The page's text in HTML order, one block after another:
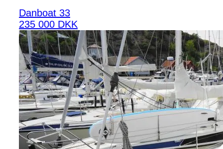
Danboat 33
235 000 DKK